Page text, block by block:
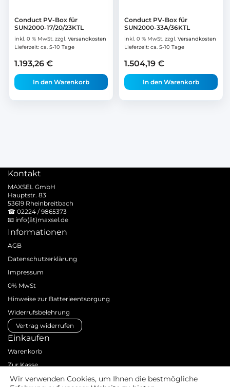
Conduct PV-Box für
SUN2000-17/20/23KTL
inkl. 0 % MwSt. zzgl. Versandkosten
Lieferzeit: ca. 5-10 Tage
1.193,26 €
In den Warenkorb
Conduct PV-Box für
SUN2000-33A/36KTL
inkl. 0 % MwSt. zzgl. Versandkosten
Lieferzeit: ca. 5-10 Tage
1.504,19 €
In den Warenkorb
Kontakt
MAXSEL GmbH
Hauptstr. 83
53619 Rheinbreitbach
☎ 02224 / 9865373
📧 info(ät)maxsel.de
Informationen
AGB
Datenschutzerklärung
Impressum
0% MwSt
Hinweise zur Batterieentsorgung
Widerrufsbelehrung
Vertrag widerrufen
Einkaufen
Warenkorb
Zur Kasse
Zahlungsarten
Wir verwenden Cookies, um Ihnen die bestmögliche